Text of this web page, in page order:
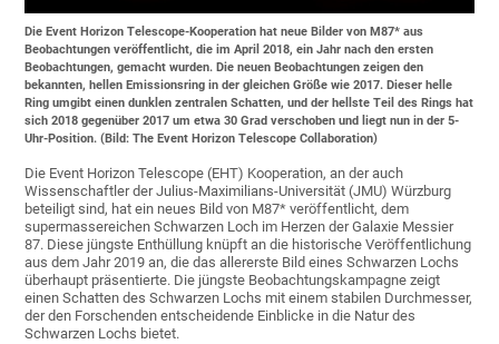
Die Event Horizon Telescope-Kooperation hat neue Bilder von M87* aus
Beobachtungen veröffentlicht, die im April 2018, ein Jahr nach den ersten
Beobachtungen, gemacht wurden. Die neuen Beobachtungen zeigen den
bekannten, hellen Emissionsring in der gleichen Größe wie 2017. Dieser helle
Ring umgibt einen dunklen zentralen Schatten, und der hellste Teil des Rings hat
sich 2018 gegenüber 2017 um etwa 30 Grad verschoben und liegt nun in der 5-
Uhr-Position. (Bild: The Event Horizon Telescope Collaboration)
Die Event Horizon Telescope (EHT) Kooperation, an der auch
Wissenschaftler der Julius-Maximilians-Universität (JMU) Würzburg
beteiligt sind, hat ein neues Bild von M87* veröffentlicht, dem
supermassereichen Schwarzen Loch im Herzen der Galaxie Messier
87. Diese jüngste Enthüllung knüpft an die historische Veröffentlichung
aus dem Jahr 2019 an, die das allererste Bild eines Schwarzen Lochs
überhaupt präsentierte. Die jüngste Beobachtungskampagne zeigt
einen Schatten des Schwarzen Lochs mit einem stabilen Durchmesser,
der den Forschenden entscheidende Einblicke in die Natur des
Schwarzen Lochs bietet.